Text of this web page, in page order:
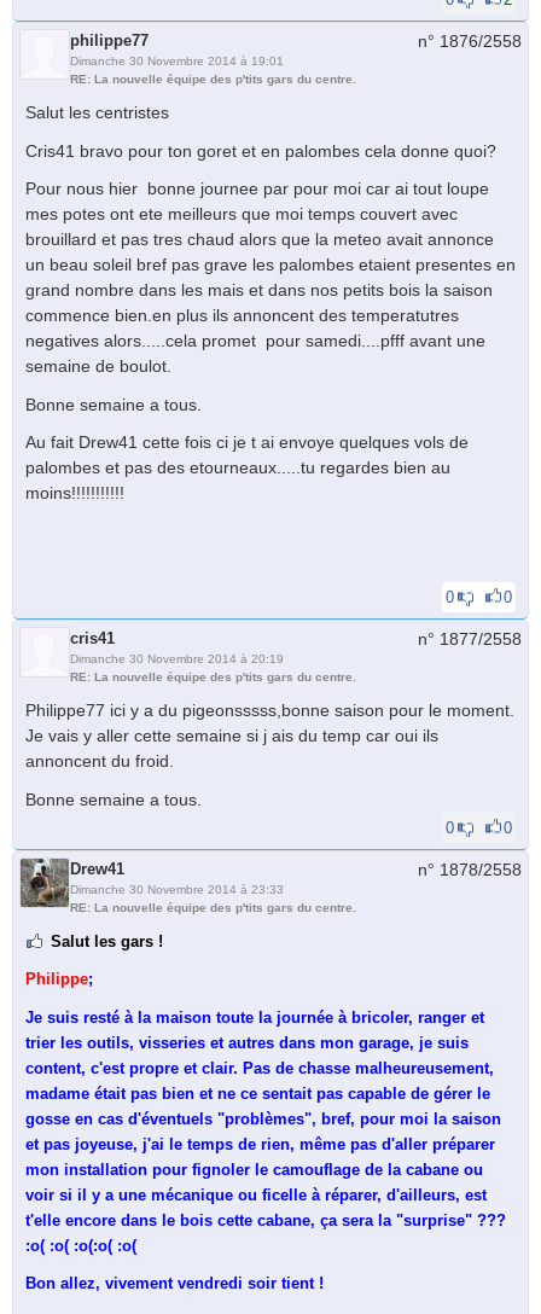
philippe77
Dimanche 30 Novembre 2014 à 19:01
RE: La nouvelle équipe des p'tits gars du centre.
n° 1876/2558
Salut les centristes
Cris41 bravo pour ton goret et en palombes cela donne quoi?
Pour nous hier bonne journee par pour moi car ai tout loupe
mes potes ont ete meilleurs que moi temps couvert avec
brouillard et pas tres chaud alors que la meteo avait annonce
un beau soleil bref pas grave les palombes etaient presentes en
grand nombre dans les mais et dans nos petits bois la saison
commence bien.en plus ils annoncent des temperatutres
negatives alors.....cela promet pour samedi....pfff avant une
semaine de boulot.
Bonne semaine a tous.
Au fait Drew41 cette fois ci je t ai envoye quelques vols de
palombes et pas des etourneaux.....tu regardes bien au
moins!!!!!!!!!!!
0 0
cris41
Dimanche 30 Novembre 2014 à 20:19
RE: La nouvelle équipe des p'tits gars du centre.
n° 1877/2558
Philippe77 ici y a du pigeonsssss,bonne saison pour le moment.
Je vais y aller cette semaine si j ais du temp car oui ils
annoncent du froid.
Bonne semaine a tous.
0 0
Drew41
Dimanche 30 Novembre 2014 à 23:33
RE: La nouvelle équipe des p'tits gars du centre.
n° 1878/2558
Salut les gars !
Philippe;
Je suis resté à la maison toute la journée à bricoler, ranger et
trier les outils, visseries et autres dans mon garage, je suis
content, c'est propre et clair. Pas de chasse malheureusement,
madame était pas bien et ne ce sentait pas capable de gérer le
gosse en cas d'éventuels "problèmes", bref, pour moi la saison
et pas joyeuse, j'ai le temps de rien, même pas d'aller préparer
mon installation pour fignoler le camouflage de la cabane ou
voir si il y a une mécanique ou ficelle à réparer, d'ailleurs, est
t'elle encore dans le bois cette cabane, ça sera la "surprise" ???
:o( :o( :o(:o( :o(
Bon allez, vivement vendredi soir tient !